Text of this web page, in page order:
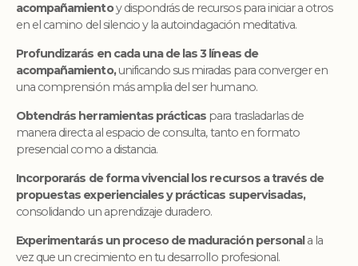
acompañamientoy dispondrás de recursos para iniciar a otros
en el camino del silencio y la autoindagación meditativa.
Profundizarás en cada una de las 3 líneas de
acompañamiento,unificando sus miradas para converger en
una comprensión más amplia del ser humano.
Obtendrás herramientas prácticas para trasladarlas de
manera directa al espacio de consulta, tanto en formato
presencial como a distancia.
Incorporarás de forma vivencial los recursos a través de
propuestas experienciales y prácticas supervisadas,
consolidando un aprendizaje duradero.
Experimentarás un proceso de maduración personal a la
vez que un crecimiento en tu desarrollo profesional.